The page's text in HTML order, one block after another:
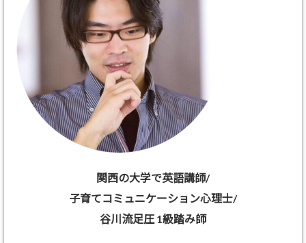
関西の大学で英語講師/
子育てコミュニケーション心理士/
谷川流足圧 1級踏み師